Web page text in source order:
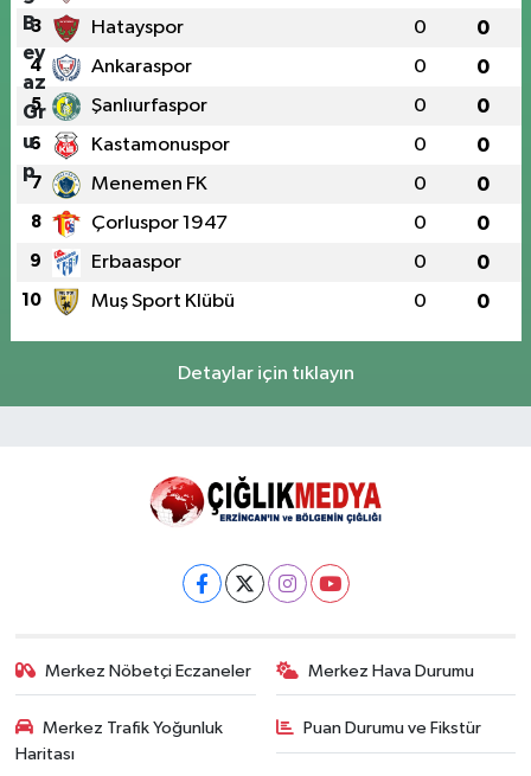
3 Hatayspor 0 0
4 Ankaraspor 0 0
5 Şanlıurfaspor 0 0
6 Kastamonuspor 0 0
7 Menemen FK 0 0
8 Çorluspor 1947 0 0
9 Erbaaspor 0 0
10 Muş Sport Klübü 0 0
Detaylar için tıklayın
Merkez Nöbetçi Eczaneler Merkez Hava Durumu
Merkez Trafik Yoğunluk
Haritası
Puan Durumu ve Fikstür